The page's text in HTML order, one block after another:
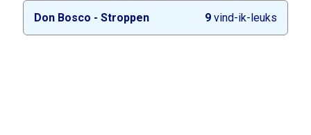
Don Bosco - Stroppen 9 vind-ik-leuks